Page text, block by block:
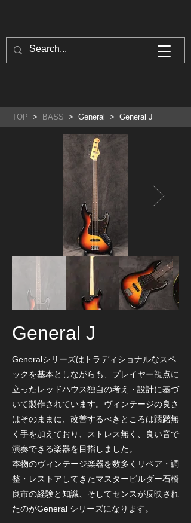
TOP > BASS > General > General J
General J
Generalシリーズはトラディショナルなスペ
ックを基本としながらも、プレイヤー視点に
立ったレッドハウス独自の考え・設計に基づ
いて製作されています。ヴィンテージの良さ
はそのままに、改善するべきところは躊躇無
く手を加えており、ストレス無く、良い音で
演奏できる楽器を目指しました。
本物のヴィンテージ楽器を数多くリペア・調
整・レストアしてきたマスタービルダー石橋
良市の経験と知識、そしてセンスが反映され
たのがGeneral シリーズになります。